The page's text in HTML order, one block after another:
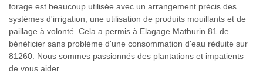
forage est beaucoup utilisée avec un arrangement précis des
systèmes d'irrigation, une utilisation de produits mouillants et de
paillage à volonté. Cela a permis à Elagage Mathurin 81 de
bénéficier sans problème d'une consommation d'eau réduite sur
81260. Nous sommes passionnés des plantations et impatients
de vous aider.